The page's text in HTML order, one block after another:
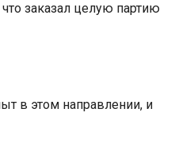
заказал целую партию
в этом направлении, и